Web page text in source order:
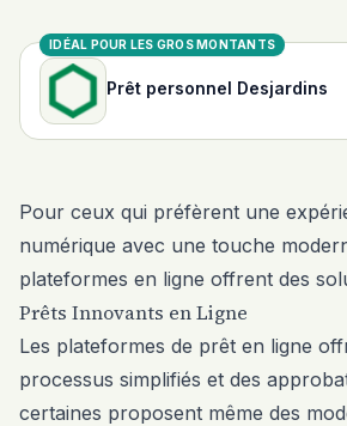
IDÉAL POUR LES GROS MONTANTS
Prêt personnel Desjardins
Pour ceux qui préfèrent une
numérique avec une touche
plateformes en ligne offrent des
Prêts Innovants en Ligne
Les plateformes de prêt en ligne
processus simplifiés et des
certaines proposent même des